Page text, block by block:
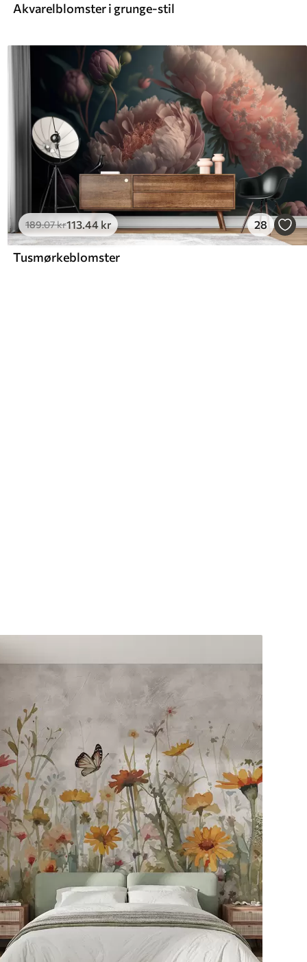
Akvarelblomster i grunge-stil
189.07kr113.44 kr 28
Tusmørkeblomster